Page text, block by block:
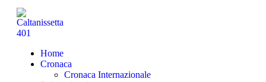
Home
Cronaca
Cronaca Internazionale